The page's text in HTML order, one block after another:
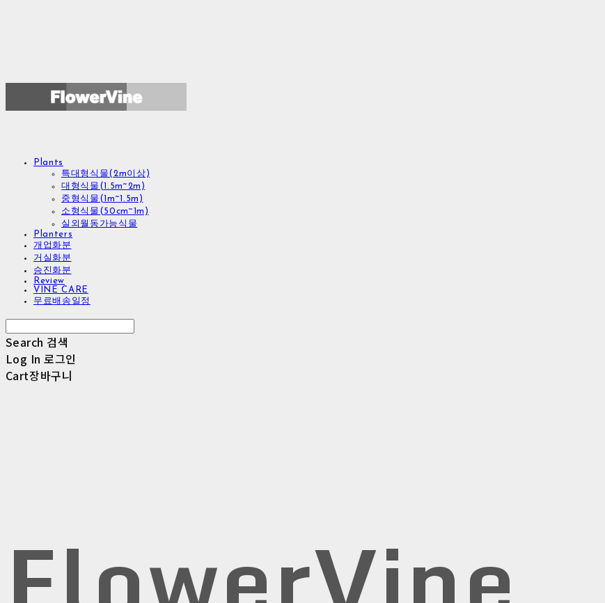
Plants
특대형식물(2m이상)
대형식물(1.5m~2m)
중형식물(1m~1.5m)
소형식물(50cm~1m)
실외월동가능식물
Planters
개업화분
거실화분
승진화분
Review
VINE CARE
무료배송일정
Search 검색
Log In 로그인
Cart장바구니